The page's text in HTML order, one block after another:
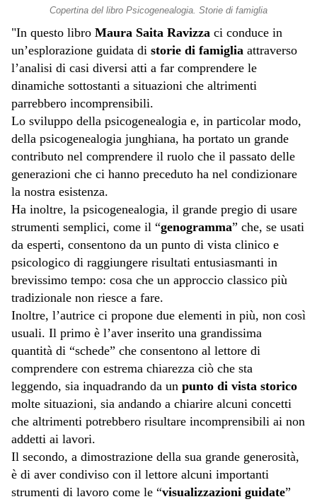
Copertina del libro Psicogenealogia. Storie di famiglia
"In questo libro Maura Saita Ravizza ci conduce in
un’esplorazione guidata di storie di famiglia attraverso
l’analisi di casi diversi atti a far comprendere le
dinamiche sottostanti a situazioni che altrimenti
parrebbero incomprensibili.
Lo sviluppo della psicogenealogia e, in particolar modo,
della psicogenealogia junghiana, ha portato un grande
contributo nel comprendere il ruolo che il passato delle
generazioni che ci hanno preceduto ha nel condizionare
la nostra esistenza.
Ha inoltre, la psicogenealogia, il grande pregio di usare
strumenti semplici, come il “genogramma” che, se usati
da esperti, consentono da un punto di vista clinico e
psicologico di raggiungere risultati entusiasmanti in
brevissimo tempo: cosa che un approccio classico più
tradizionale non riesce a fare.
Inoltre, l’autrice ci propone due elementi in più, non così
usuali. Il primo è l’aver inserito una grandissima
quantità di “schede” che consentono al lettore di
comprendere con estrema chiarezza ciò che sta
leggendo, sia inquadrando da un punto di vista storico
molte situazioni, sia andando a chiarire alcuni concetti
che altrimenti potrebbero risultare incomprensibili ai non
addetti ai lavori.
Il secondo, a dimostrazione della sua grande generosità,
è di aver condiviso con il lettore alcuni importanti
strumenti di lavoro come le “visualizzazioni guidate”